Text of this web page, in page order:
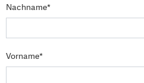
Nachname*
Vorname*